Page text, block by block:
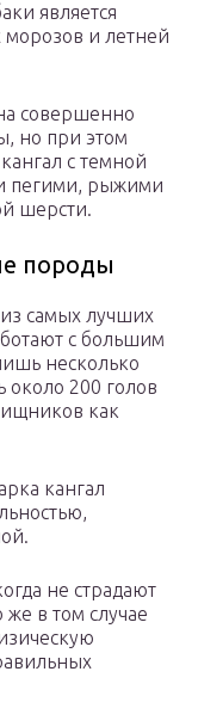
является
морозов и летней
совершенно
но при этом
с темной
пегими, рыжими
шерсти.
породы
самых лучших
с большим
несколько
около 200 голов
как
кангал
не страдают
в том случае